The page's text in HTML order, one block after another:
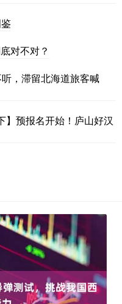
对不对？
，滞留北海道旅客喊
】预报名开始！庐山好汉